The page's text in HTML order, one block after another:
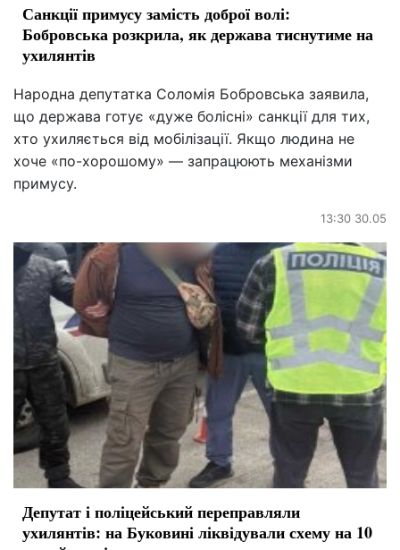
Санкції примусу замість доброї волі:
Бобровська розкрила, як держава тиснутиме на
ухилянтів
Народна депутатка Соломія Бобровська заявила,
що держава готує «дуже болісні» санкції для тих,
хто ухиляється від мобілізації. Якщо людина не
хоче «по-хорошому» — запрацюють механізми
примусу.
13:30 30.05
Депутат і поліцейський переправляли
ухилянтів: на Буковині ліквідували схему на 10